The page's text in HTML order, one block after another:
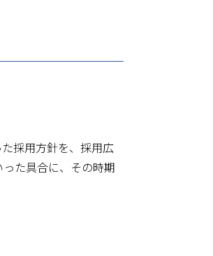
採用方針を、採用広
た具合に、その時期